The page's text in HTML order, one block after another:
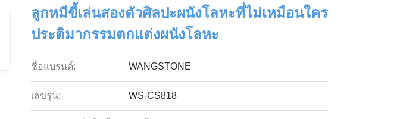
ลูกหมีขี้เล่นสองตัวศิลปะผนังโลหะที่ไม่เหมือนใคร
ประติมากรรมตกแต่งผนังโลหะ
ชื่อแบรนด์: WANGSTONE
เลขรุ่น: WS-CS818